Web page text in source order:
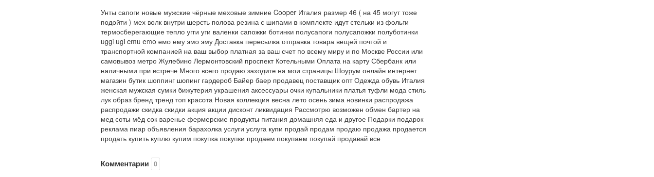
Унты сапоги новые мужские чёрные меховые зимние Cooper Италия размер 46 ( на 45 могут тоже
подойти ) мех волк внутри шерсть полова резина с шипами в комплекте идут стельки из фольги
термосберегающие тепло угги уги валенки сапожки ботинки полусапоги полусапожки полуботинки
uggi ugi emu emo емо ему эмо эму Доставка пересылка отправка товара вещей почтой и
транспортной компанией на ваш выбор платная за ваш счет по всему миру и по Москве России или
самовывоз метро Жулебино Лермонтовский проспект Котельными Оплата на карту Сбербанк или
наличными при встрече Много всего продаю заходите на мои страницы Шоурум онлайн интернет
магазин бутик шоппинг шопинг гардероб Байер баер продавец поставщик опт Одежда обувь Италия
женская мужская сумки бижутерия украшения аксессуары очки купальники платья туфли мода стиль
лук образ бренд тренд топ красота Новая коллекция весна лето осень зима новинки распродажа
распродажи скидка скидки акция акции дисконт ликвидация Рассмотрю возможен обмен бартер на
мед соты мёд сок варенье фермерские продукты питания домашняя еда и другое Подарки подарок
реклама пиар объявления барахолка услуги услуга купи продай продам продаю продажа продается
продать купить куплю купим покупка покупки продаем покупаем покупай продавай все
Комментарии 0